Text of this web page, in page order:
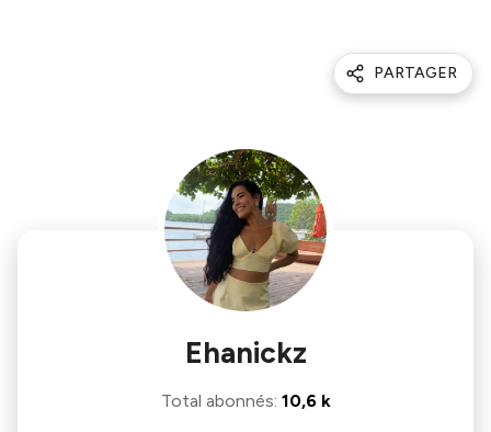
PARTAGER
Ehanickz
Total abonnés: 10,6 k